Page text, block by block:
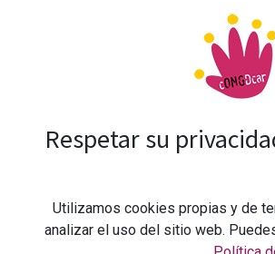
10 XP
Valora después de esta pregunta si
.Señala la correcta
Respetar su
Utilizamos cookies propias y de
analizar el uso del sitio web.